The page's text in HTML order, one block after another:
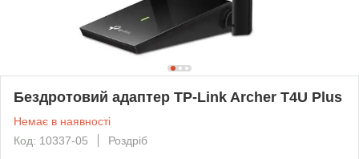
Бездротовий адаптер TP-Link Archer T4U Plus
Немає в наявності
Код: 10337-05
Роздріб